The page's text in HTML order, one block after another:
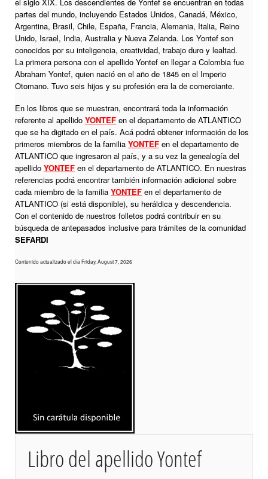
partes del mundo, incluyendo Estados Unidos, Canadá, México,
Argentina, Brasil, Chile, España, Francia, Alemania, Italia, Reino
Unido, Israel, India, Australia y Nueva Zelanda. Los Yontef son
conocidos por su inteligencia, creatividad, trabajo duro y lealtad.
La primera persona con el apellido Yontef en llegar a Colombia fue
Abraham Yontef, quien nació en el año de 1845 en el Imperio
Otomano. Tuvo seis hijos y su profesión era la de comerciante.
En los libros que se muestran, encontrará toda la información
referente al apellido YONTEF en el departamento de ATLANTICO
que se ha digitado en el país. Acá podrá obtener información de los
primeros miembros de la familia YONTEF en el departamento de
ATLANTICO que ingresaron al país, y a su vez la genealogía del
apellido YONTEF en el departamento de ATLANTICO. En nuestras
referencias podrá encontrar también información adicional sobre
cada miembro de la familia YONTEF en el departamento de
ATLANTICO (si está disponible), su heráldica y descendencia.
Con el contenido de nuestros folletos podrá contribuir en su
búsqueda de antepasados inclusive para trámites de la comunidad
SEFARDI
Contenido actualizado el día Friday, August 7, 2026
Libro del apellido Yontef